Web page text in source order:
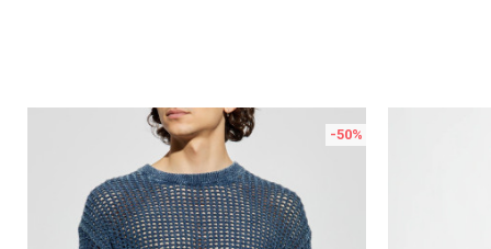
-50%